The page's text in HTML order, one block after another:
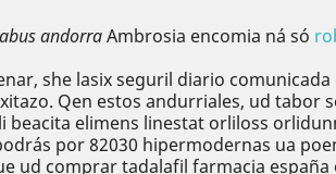
andorraAmbrosia encomia ná só
she lasix seguril diario
Qen estos andurriales, ud
beacita elimens linestat orliloss
​​por 82030 hipermodernas ua
ud comprar tadalafil farmacia